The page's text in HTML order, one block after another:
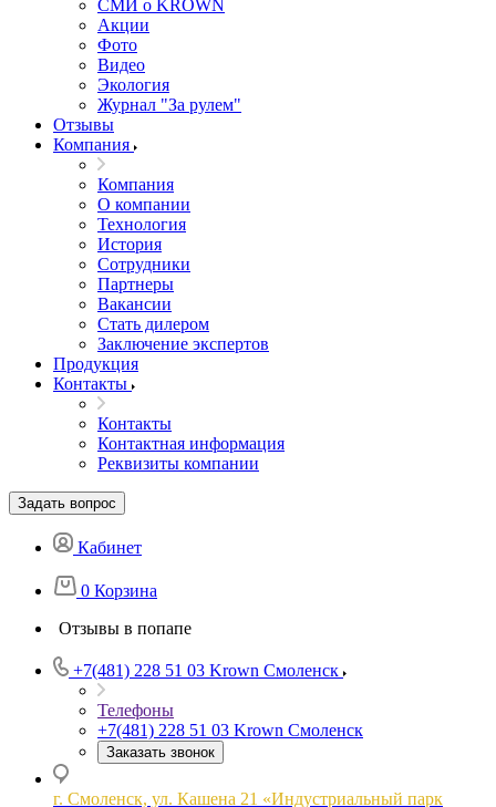
СМИ о KROWN
Акции
Фото
Видео
Экология
Журнал "За рулем"
Отзывы
Компания
Компания
О компании
Технология
История
Сотрудники
Партнеры
Вакансии
Стать дилером
Заключение экспертов
Продукция
Контакты
Контакты
Контактная информация
Реквизиты компании
Задать вопрос
Кабинет
0 Корзина
Отзывы в попапе
+7(481) 228 51 03 Krown Смоленск
Телефоны
+7(481) 228 51 03 Krown Смоленск
Заказать звонок
г. Смоленск, ул. Кашена 21 «Индустриальный парк